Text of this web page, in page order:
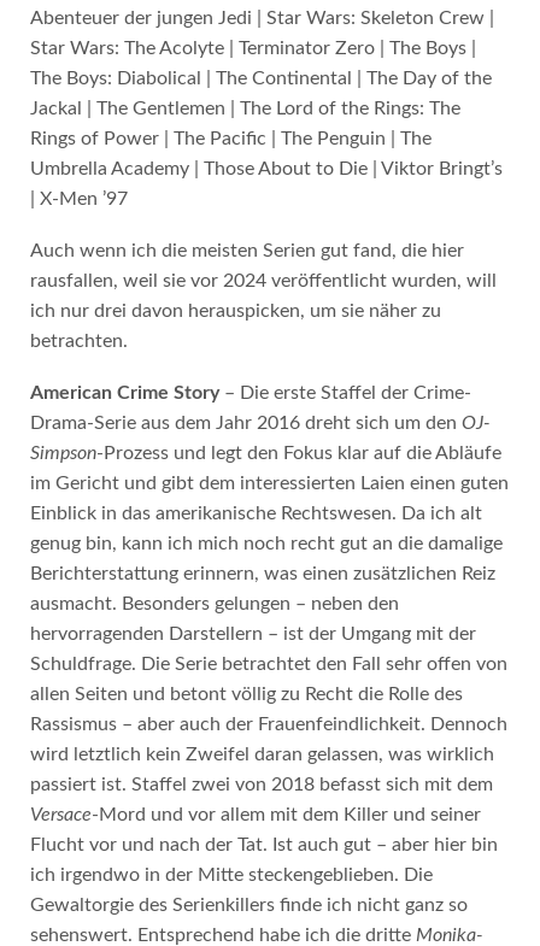
Abenteuer der jungen Jedi | Star Wars: Skeleton Crew |
Star Wars: The Acolyte | Terminator Zero | The Boys |
The Boys: Diabolical | The Continental | The Day of the
Jackal | The Gentlemen | The Lord of the Rings: The
Rings of Power | The Pacific | The Penguin | The
Umbrella Academy | Those About to Die | Viktor Bringt’s
| X-Men ’97
Auch wenn ich die meisten Serien gut fand, die hier
rausfallen, weil sie vor 2024 veröffentlicht wurden, will
ich nur drei davon herauspicken, um sie näher zu
betrachten.
American Crime Story– Die erste Staffel der Crime-
Drama-Serie aus dem Jahr 2016 dreht sich um den OJ-
Simpson-Prozess und legt den Fokus klar auf die Abläufe
im Gericht und gibt dem interessierten Laien einen guten
Einblick in das amerikanische Rechtswesen. Da ich alt
genug bin, kann ich mich noch recht gut an die damalige
Berichterstattung erinnern, was einen zusätzlichen Reiz
ausmacht. Besonders gelungen – neben den
hervorragenden Darstellern – ist der Umgang mit der
Schuldfrage. Die Serie betrachtet den Fall sehr offen von
allen Seiten und betont völlig zu Recht die Rolle des
Rassismus – aber auch der Frauenfeindlichkeit. Dennoch
wird letztlich kein Zweifel daran gelassen, was wirklich
passiert ist. Staffel zwei von 2018 befasst sich mit dem
Versace-Mord und vor allem mit dem Killer und seiner
Flucht vor und nach der Tat. Ist auch gut – aber hier bin
ich irgendwo in der Mitte steckengeblieben. Die
Gewaltorgie des Serienkillers finde ich nicht ganz so
sehenswert. Entsprechend habe ich die dritte Monika-